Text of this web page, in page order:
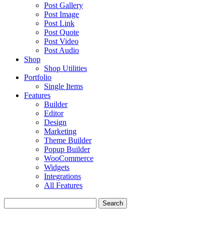
Post Gallery
Post Image
Post Link
Post Quote
Post Video
Post Audio
Shop
Shop Utilities
Portfolio
Single Items
Features
Builder
Editor
Design
Marketing
Theme Builder
Popup Builder
WooCommerce
Widgets
Integrations
All Features
Search